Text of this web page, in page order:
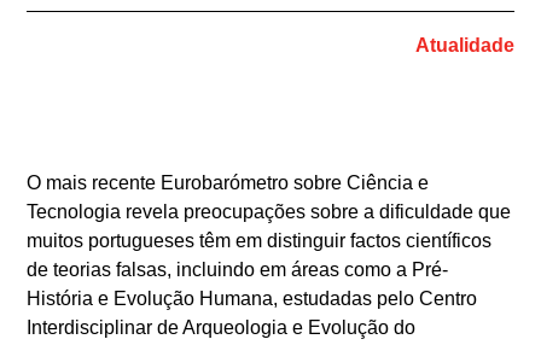
Atualidade
O mais recente Eurobarómetro sobre Ciência e
Tecnologia revela preocupações sobre a dificuldade que
muitos portugueses têm em distinguir factos científicos
de teorias falsas, incluindo em áreas como a Pré-
História e Evolução Humana, estudadas pelo Centro
Interdisciplinar de Arqueologia e Evolução do